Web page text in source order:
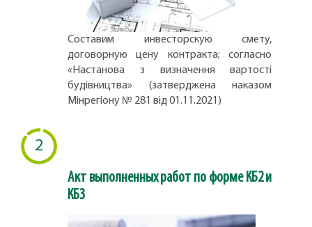
Составим инвесторскую смету,
договорную цену контракта; согласно
«Настанова з визначення вартості
будівництва» (затверджена наказом
Мінрегіону № 281 від 01.11.2021)
2
Акт выполненных работ по форме КБ2 и
КБ3